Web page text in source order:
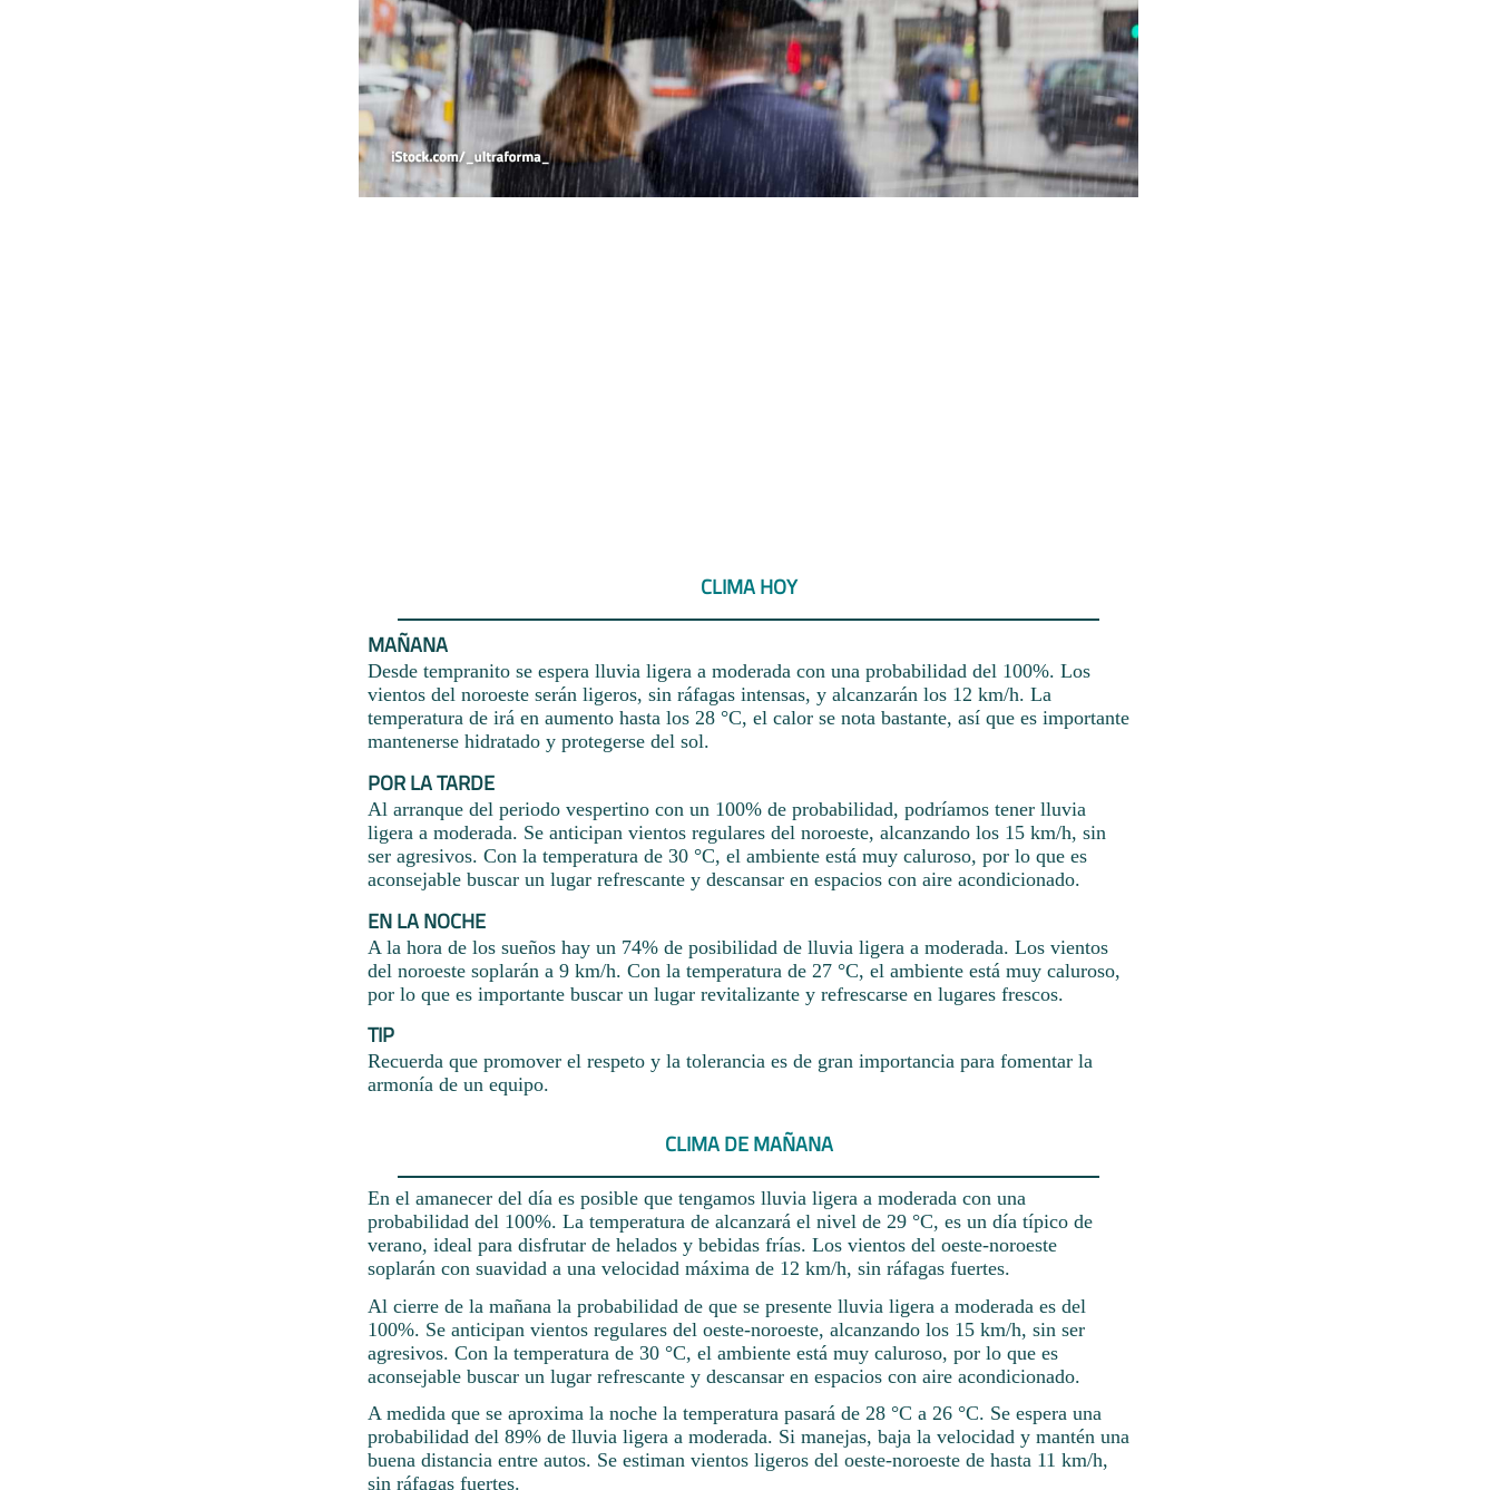
CLIMA HOY
MAÑANA
Desde tempranito se espera lluvia ligera a moderada con una probabilidad del 100%. Los
vientos del noroeste serán ligeros, sin ráfagas intensas, y alcanzarán los 12 km/h. La
temperatura de irá en aumento hasta los 28 °C, el calor se nota bastante, así que es importante
mantenerse hidratado y protegerse del sol.
POR LA TARDE
Al arranque del periodo vespertino con un 100% de probabilidad, podríamos tener lluvia
ligera a moderada. Se anticipan vientos regulares del noroeste, alcanzando los 15 km/h, sin
ser agresivos. Con la temperatura de 30 °C, el ambiente está muy caluroso, por lo que es
aconsejable buscar un lugar refrescante y descansar en espacios con aire acondicionado.
EN LA NOCHE
A la hora de los sueños hay un 74% de posibilidad de lluvia ligera a moderada. Los vientos
del noroeste soplarán a 9 km/h. Con la temperatura de 27 °C, el ambiente está muy caluroso,
por lo que es importante buscar un lugar revitalizante y refrescarse en lugares frescos.
TIP
Recuerda que promover el respeto y la tolerancia es de gran importancia para fomentar la
armonía de un equipo.
CLIMA DE MAÑANA
En el amanecer del día es posible que tengamos lluvia ligera a moderada con una
probabilidad del 100%. La temperatura de alcanzará el nivel de 29 °C, es un día típico de
verano, ideal para disfrutar de helados y bebidas frías. Los vientos del oeste-noroeste
soplarán con suavidad a una velocidad máxima de 12 km/h, sin ráfagas fuertes.
Al cierre de la mañana la probabilidad de que se presente lluvia ligera a moderada es del
100%. Se anticipan vientos regulares del oeste-noroeste, alcanzando los 15 km/h, sin ser
agresivos. Con la temperatura de 30 °C, el ambiente está muy caluroso, por lo que es
aconsejable buscar un lugar refrescante y descansar en espacios con aire acondicionado.
A medida que se aproxima la noche la temperatura pasará de 28 °C a 26 °C. Se espera una
probabilidad del 89% de lluvia ligera a moderada. Si manejas, baja la velocidad y mantén una
buena distancia entre autos. Se estiman vientos ligeros del oeste-noroeste de hasta 11 km/h,
sin ráfagas fuertes.